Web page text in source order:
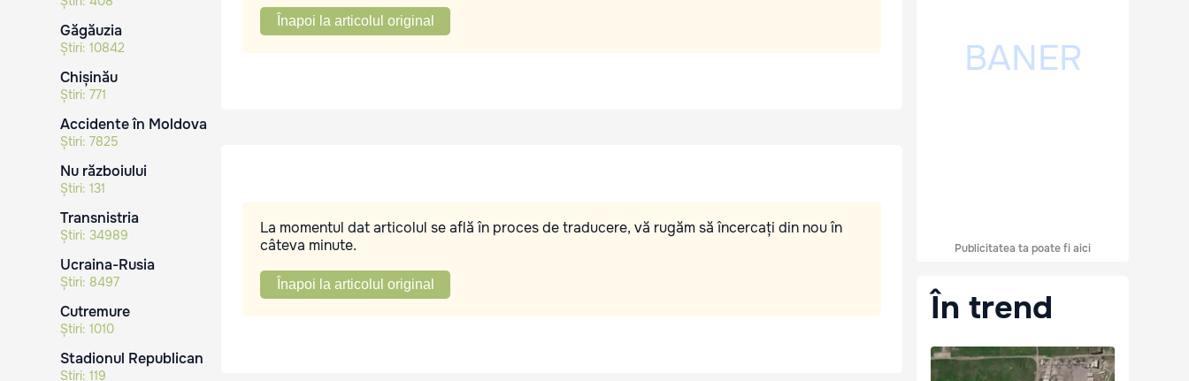
Găgăuzia
Știri: 10842
Chișinău
Știri: 771
Accidente în Moldova
Știri: 7825
Nu războiului
Știri: 131
Transnistria
Știri: 34989
Ucraina-Rusia
Știri: 8497
Cutremure
Știri: 1010
Stadionul Republican
Știri: 119
Înapoi la articolul original
La momentul dat articolul se află în proces de traducere, vă rugăm să încercați din nou în
câteva minute.
Înapoi la articolul original
Publicitatea ta poate fi aici
În trend